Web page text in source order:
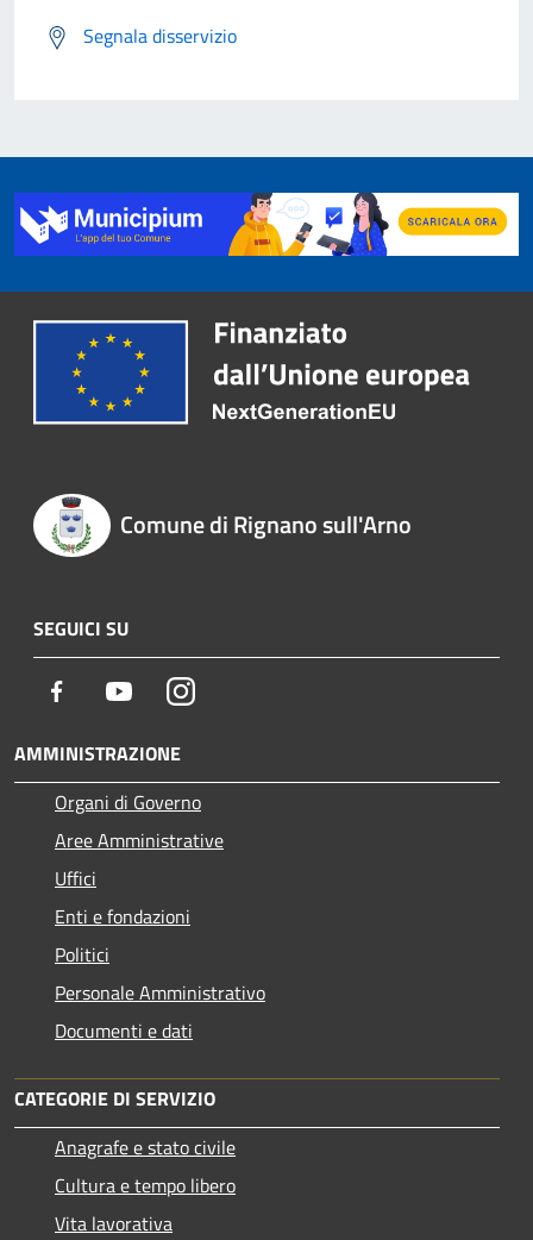
Segnala disservizio
Comune di Rignano sull'Arno
SEGUICI SU
Facebook YoutubeInstagram
AMMINISTRAZIONE
Organi di Governo
Aree Amministrative
Uffici
Enti e fondazioni
Politici
Personale Amministrativo
Documenti e dati
CATEGORIE DI SERVIZIO
Anagrafe e stato civile
Cultura e tempo libero
Vita lavorativa